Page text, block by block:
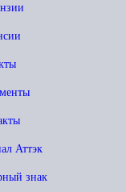
Аттэк
знак